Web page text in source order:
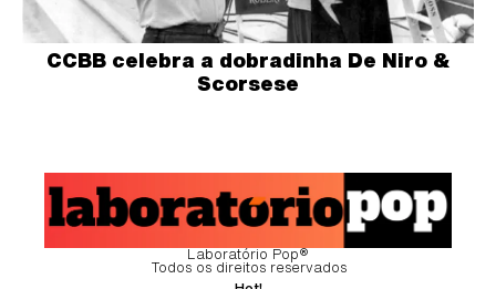
CCBB celebra a dobradinha De Niro &
Scorsese
Laboratório Pop®
Todos os direitos reservados